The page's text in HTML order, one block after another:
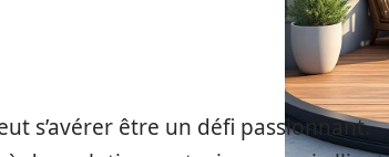
s’avérer être un défi passionnant.